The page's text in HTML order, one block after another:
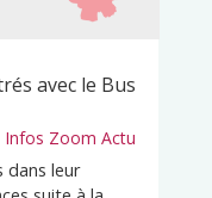
avec le Bus
Infos Zoom Actu
dans leur